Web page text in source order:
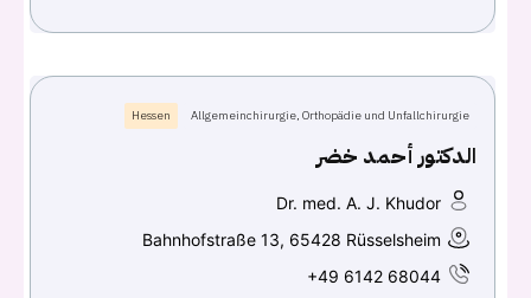
Allgemeinchirurgie, Orthopädie und Unfallchirurgie
Hessen
الدكتور أحمد خضر
Dr. med. A. J. Khudor
Bahnhofstraße 13, 65428 Rüsselsheim
+49 6142 68044